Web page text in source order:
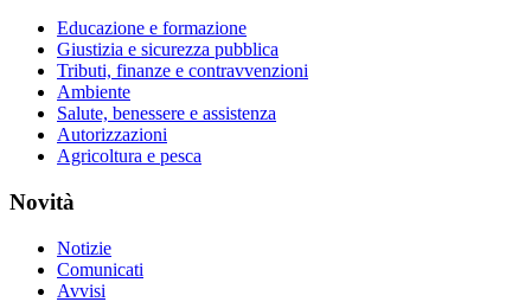
Educazione e formazione
Giustizia e sicurezza pubblica
Tributi, finanze e contravvenzioni
Ambiente
Salute, benessere e assistenza
Autorizzazioni
Agricoltura e pesca
Novità
Notizie
Comunicati
Avvisi